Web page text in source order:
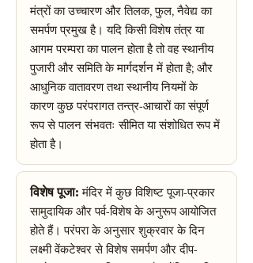
मंत्रों का उच्चारण और तिलक, फुल, नैवेद्य का
समर्पण प्रमुख है। यदि किसी विशेष तंत्र या
आगम परम्परा का पालन होता है तो वह स्थानीय
पुजारी और समिति के मार्गदर्शन में होता है; और
आधुनिक वातावरण तथा स्थानीय नियमों के
कारण कुछ परंपरागत तन्त्र-आचारों का संपूर्ण
रूप से पालन संभवतः सीमित या संशोधित रूप में
होता है।
विशेष पूजा: मंदिर में कुछ विशिष्ट पूजा-प्रकार
सामुदायिक और पर्व-विशेष के अनुरूप आयोजित
होते हैं। परंपरा के अनुसार शुक्रवार के दिन
लक्ष्मी वेंकटेश्वर से विशेष समर्पण और दीप-